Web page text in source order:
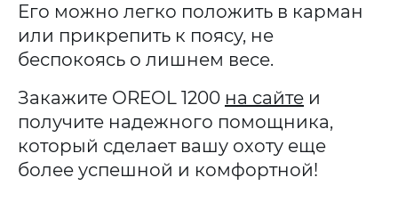
Его можно легко положить в карман
или прикрепить к поясу, не
беспокоясь о лишнем весе.
Закажите OREOL 1200 на сайте и
получите надежного помощника,
который сделает вашу охоту еще
более успешной и комфортной!